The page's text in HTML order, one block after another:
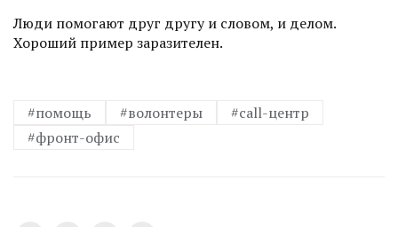
Люди помогают друг другу и словом, и делом.
Хороший пример заразителен.
#помощь #волонтеры
#call-центр
#фронт-офис